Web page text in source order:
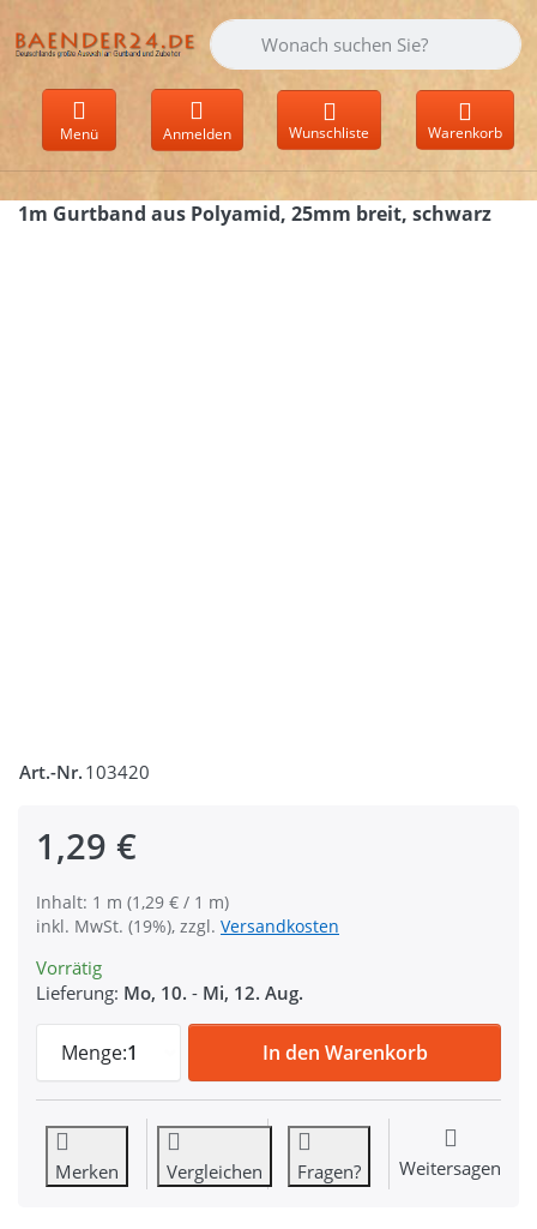
Geben Sie einen Suchbegriff ein.
Menü Anmelden Wunschliste Warenkorb
1m Gurtband aus Polyamid, 25mm breit, schwarz
Art.-Nr. 103420
1,29 €
Inhalt: 1 m (1,29 € / 1 m)
inkl. MwSt. (19%), zzgl. Versandkosten
Vorrätig
Lieferung: Mo, 10. - Mi, 12. Aug.
Menge:1
1m Gurtband aus Polyamid, 25mm breit,
In den Warenkorb
Merken Vergleichen Fragen? Weitersagen